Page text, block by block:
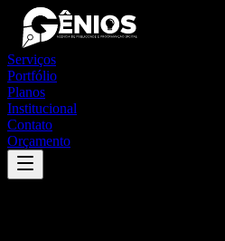
Serviços
Portfólio
Planos
Institucional
Contato
Orçamento